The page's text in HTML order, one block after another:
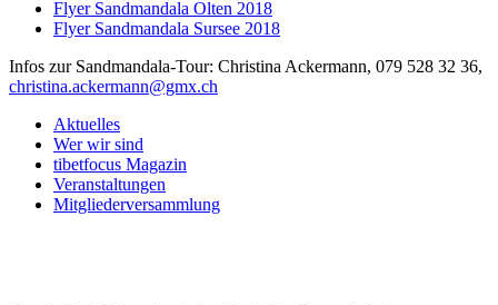
Flyer Sandmandala Olten 2018
Flyer Sandmandala Sursee 2018
Infos zur Sandmandala-Tour: Christina Ackermann, 079 528 32 36,
christina.ackermann@gmx.ch
Aktuelles
Wer wir sind
tibetfocus Magazin
Veranstaltungen
Mitgliederversammlung